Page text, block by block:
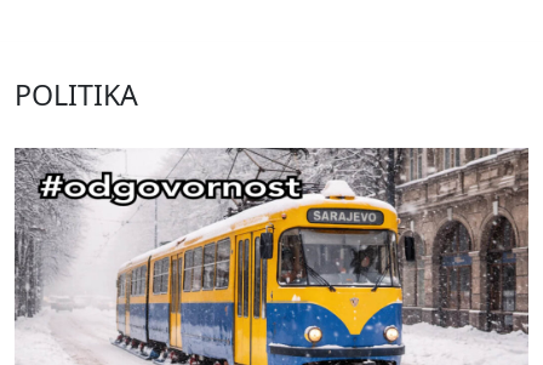
POLITIKA